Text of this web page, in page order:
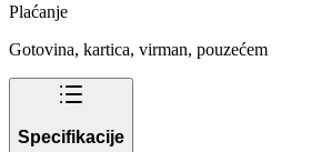
Plaćanje
Gotovina, kartica, virman, pouzećem
Specifikacije